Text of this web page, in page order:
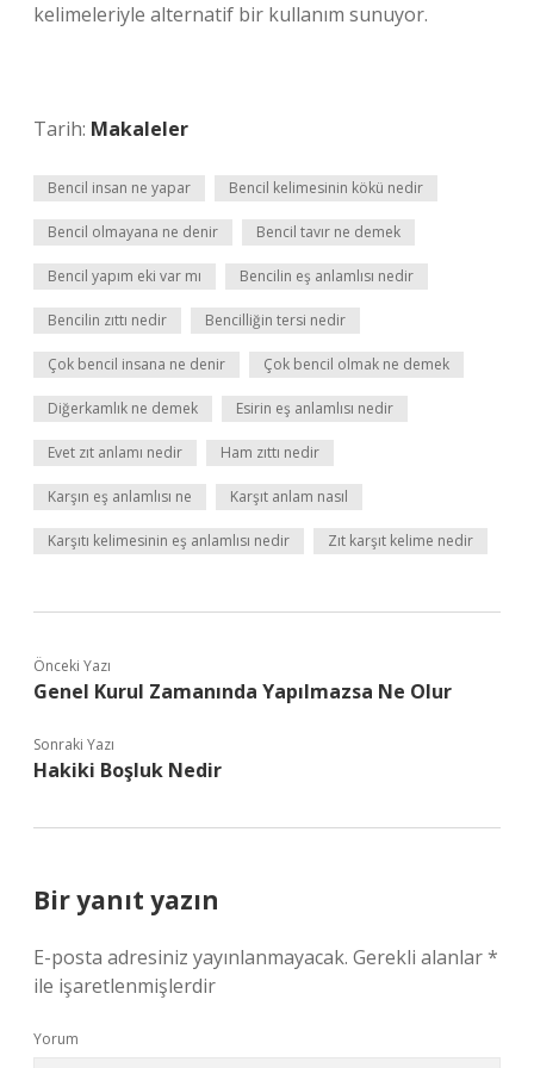
kelimeleriyle alternatif bir kullanım sunuyor.
Tarih: Makaleler
Bencil insan ne yapar Bencil kelimesinin kökü nedir
Bencil olmayana ne denir Bencil tavır ne demek
Bencil yapım eki var mı Bencilin eş anlamlısı nedir
Bencilin zıttı nedir Bencilliğin tersi nedir
Çok bencil insana ne denir Çok bencil olmak ne demek
Diğerkamlık ne demek Esirin eş anlamlısı nedir
Evet zıt anlamı nedir Ham zıttı nedir
Karşın eş anlamlısı ne Karşıt anlam nasıl
Karşıtı kelimesinin eş anlamlısı nedir Zıt karşıt kelime nedir
Önceki Yazı
Genel Kurul Zamanında Yapılmazsa Ne Olur
Sonraki Yazı
Hakiki Boşluk Nedir
Bir yanıt yazın
E-posta adresiniz yayınlanmayacak. Gerekli alanlar*
ile işaretlenmişlerdir
Yorum